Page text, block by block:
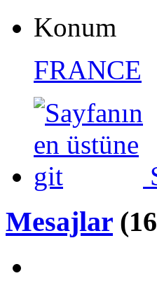
Konum
FRANCE
Mesajlar